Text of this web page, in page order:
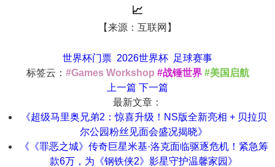
📈
【来源：互联网】
世界杯门票 2026世界杯 足球赛事
标签云： #Games Workshop #战锤世界 #美国启航
上一篇 下一篇
最新文章：
《超级马里奥兄弟2：惊喜升级！NS版全新亮相 + 贝拉贝
尔公园粉丝见面会盛况揭晓》
《《罪恶之城》传奇巨星米基·洛克面临驱逐危机！紧急筹
款6万，为《钢铁侠2》影星守护温馨家园》